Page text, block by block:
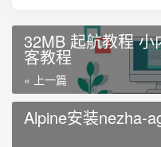
32MB 起航教程
客教程
« 上一篇
Alpine安装nezha-